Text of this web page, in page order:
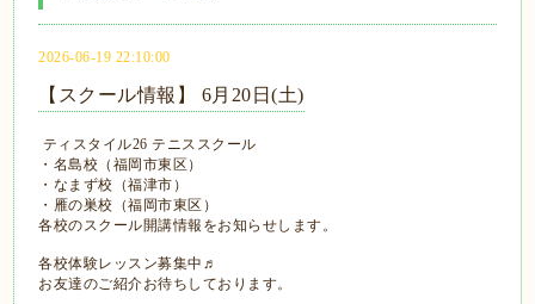
2026-06-19 22:10:00
【スクール情報】 6月20日(土)
ティスタイル26 テニススクール
・名島校（福岡市東区）
・なまず校（福津市）
・雁の巣校（福岡市東区）
各校のスクール開講情報をお知らせします。
各校体験レッスン募集中♬
お友達のご紹介お待ちしております。